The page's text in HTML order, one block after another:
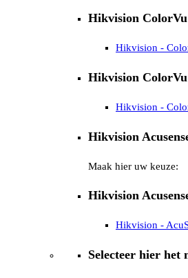
Hikvision ColorVu
Hikvision -
Hikvision ColorVu
Hikvision -
Hikvision
Maak hier uw keuze:
Hikvision
Hikvision -
Selecteer hier het